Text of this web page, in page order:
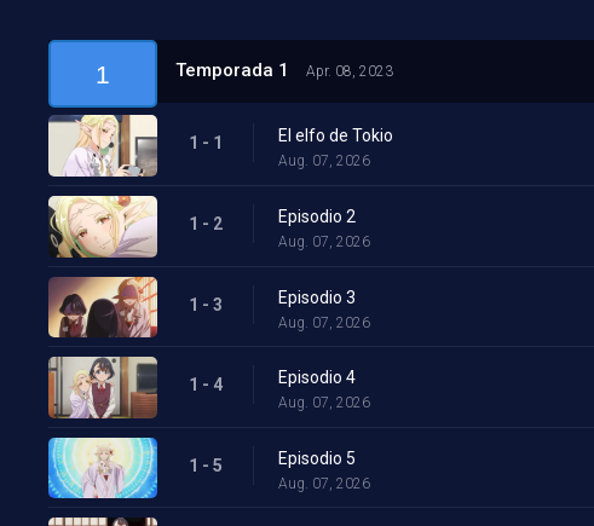
1 Temporada 1 Apr. 08, 2023
1 - 1 El elfo de Tokio
Aug. 07, 2026
1 - 2 Episodio 2
Aug. 07, 2026
1 - 3 Episodio 3
Aug. 07, 2026
1 - 4 Episodio 4
Aug. 07, 2026
1 - 5 Episodio 5
Aug. 07, 2026